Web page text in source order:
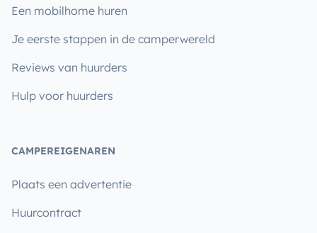
Een mobilhome huren
Je eerste stappen in de camperwereld
Reviews van huurders
Hulp voor huurders
CAMPEREIGENAREN
Plaats een advertentie
Huurcontract